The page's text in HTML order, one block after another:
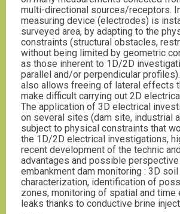
multi-directional sources/receptors.
measuring device (electrodes) is
surveyed area, by adapting to the
constraints (structural obstacles,
without being limited by geometric
as those inherent to 1D/2D
parallel and/or perpendicular
also allows freeing of lateral effects
make difficult carrying out 2D
The application of 3D electrical
on several sites (dam site, industrial
subject to physical constraints that
the 1D/2D electrical investigations,
recent development of the technic
advantages and possible
embankment dam monitoring : 3D soil
characterization, identification of
zones, monitoring of spatial and time
leaks thanks to conductive brine